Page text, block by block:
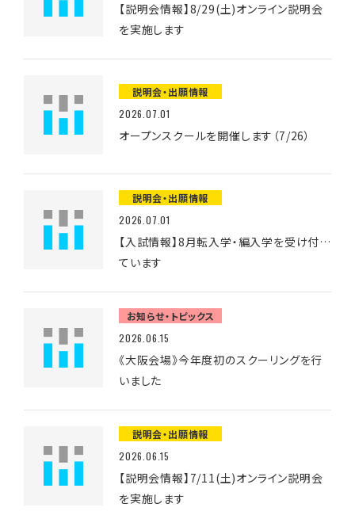
【説明会情報】8/29(土)オンライン説明会
を実施します
説明会・出願情報
2026.07.01
オープンスクールを開催します（7/26）
説明会・出願情報
2026.07.01
【入試情報】8月転入学・編入学を受け付け
ています
お知らせ・トピックス
2026.06.15
《大阪会場》今年度初のスクーリングを行
いました
説明会・出願情報
2026.06.15
【説明会情報】7/11(土)オンライン説明会
を実施します